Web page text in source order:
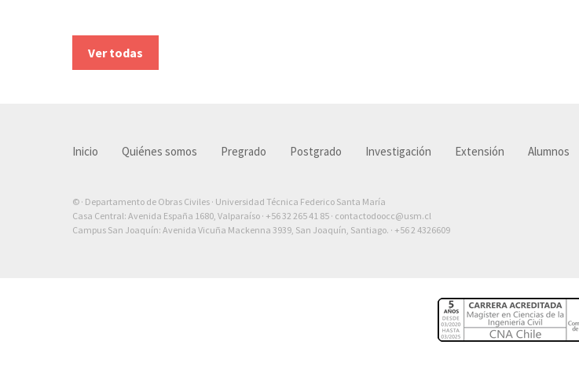
Ver todas
Inicio Quiénes somos Pregrado Postgrado Investigación Extensión Alumnos
© · Departamento de Obras Civiles · Universidad Técnica Federico Santa María
Casa Central: Avenida España 1680, Valparaíso · +56 32 265 41 85 · contactodoocc@usm.cl
Campus San Joaquín: Avenida Vicuña Mackenna 3939, San Joaquín, Santiago. · +56 2 4326609